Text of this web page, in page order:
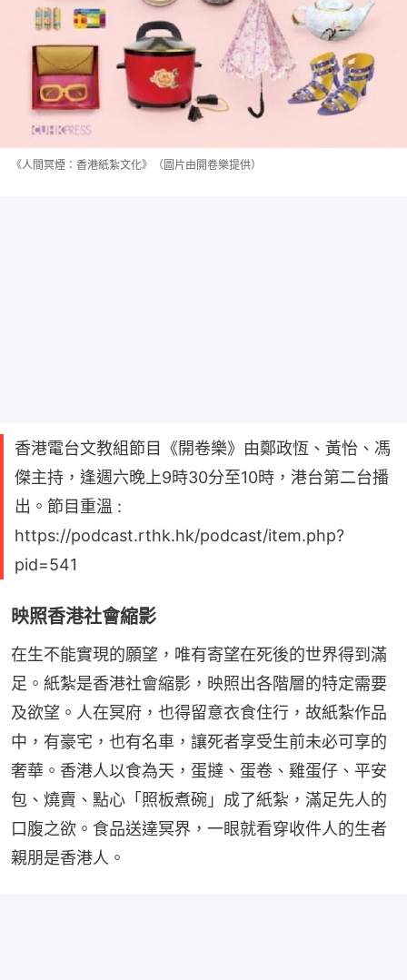
《人間冥煙：香港紙紮文化》（圖片由開卷樂提供）
香港電台文教組節目《開卷樂》由鄭政恆、黃怡、馮
傑主持，逢週六晚上9時30分至10時，港台第二台播
出。節目重溫 :
https://podcast.rthk.hk/podcast/item.php?
pid=541
映照香港社會縮影
在生不能實現的願望，唯有寄望在死後的世界得到滿
足。紙紮是香港社會縮影，映照出各階層的特定需要
及欲望。人在冥府，也得留意衣食住行，故紙紮作品
中，有豪宅，也有名車，讓死者享受生前未必可享的
奢華。香港人以食為天，蛋撻、蛋卷、雞蛋仔、平安
包、燒賣、點心「照板煮碗」成了紙紮，滿足先人的
口腹之欲。食品送達冥界，一眼就看穿收件人的生者
親朋是香港人。